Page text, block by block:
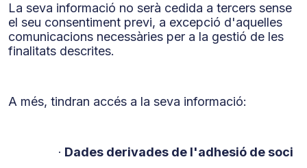
La seva informació no serà cedida a tercers sense
el seu consentiment previ, a excepció d'aquelles
comunicacions necessàries per a la gestió de les
finalitats descrites.
A més, tindran accés a la seva informació:
· Dades derivades de l'adhesió de soci